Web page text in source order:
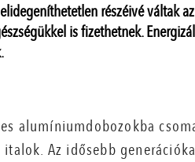
részéivé váltak
is fizethetnek.
alumíniumdobozokba
Az idősebb